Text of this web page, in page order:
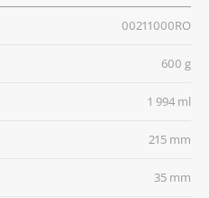
00211000RO
600 g
1 994 ml
215 mm
35 mm